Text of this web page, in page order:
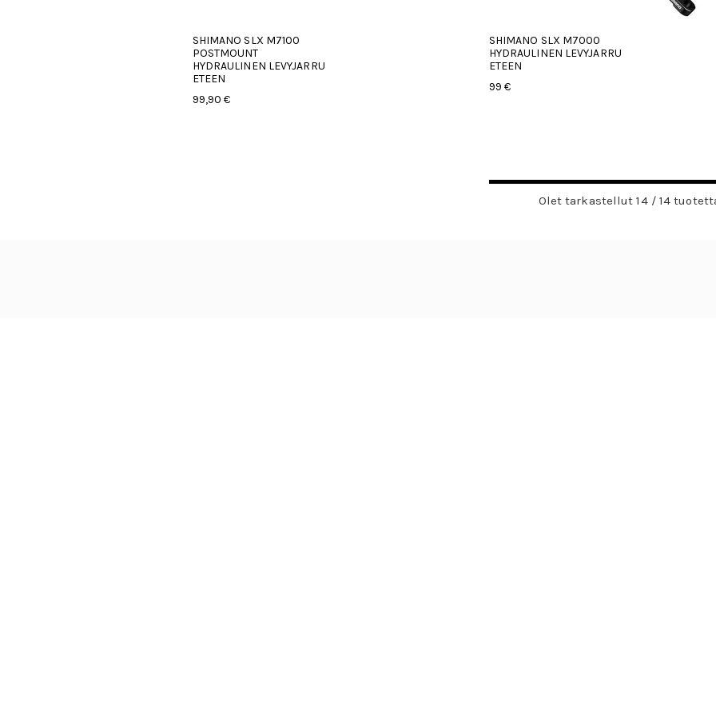
SHIMANO SLX M7100
POSTMOUNT
HYDRAULINEN LEVYJARRU
ETEEN
99,90 €
SHIMANO SLX M7000
HYDRAULINEN LEVYJARRU
ETEEN
99 €
Olet tarkastellut 14 / 14